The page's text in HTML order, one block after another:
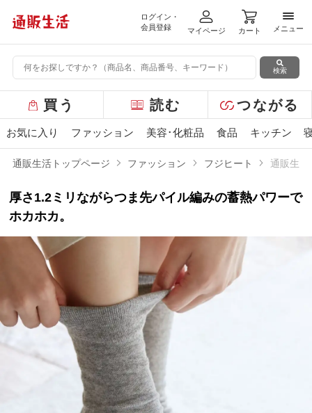
ログイン・
会員登録
マイページ カート
メニ
メニュー
検索
ー
バ
ュ
ー
買う 読む つながる
お気に入り ファッション 美容･化粧品 食品 キッチン
通販生活トップページ ファッション フジヒート 通販生活
厚さ1.2ミリながらつま先パイル編みの蓄熱パワーで
ホカホカ。